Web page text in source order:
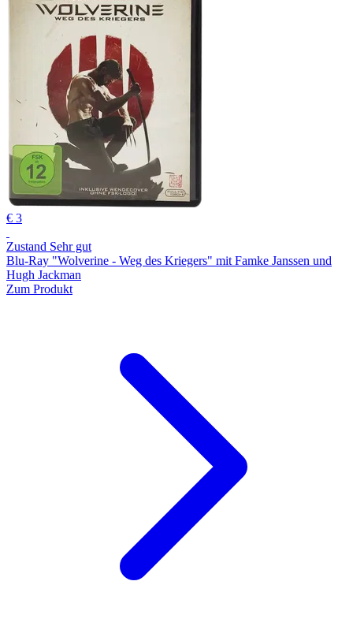
€ 3
Zustand Sehr gut
Blu-Ray "Wolverine - Weg des Kriegers" mit Famke Janssen und
Hugh Jackman
Zum Produkt